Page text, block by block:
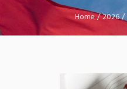
Home/2026/